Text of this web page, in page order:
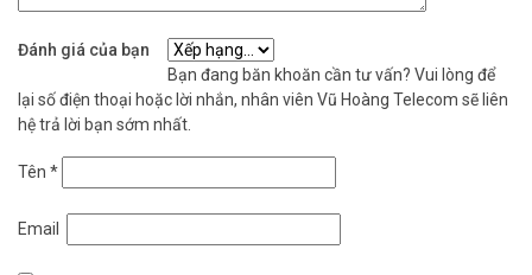
Đánh giá của bạn
Bạn đang băn khoăn cần tư vấn? Vui lòng để
lại số điện thoại hoặc lời nhắn, nhân viên Vũ Hoàng Telecom sẽ liên
hệ trả lời bạn sớm nhất.
Tên *
Email